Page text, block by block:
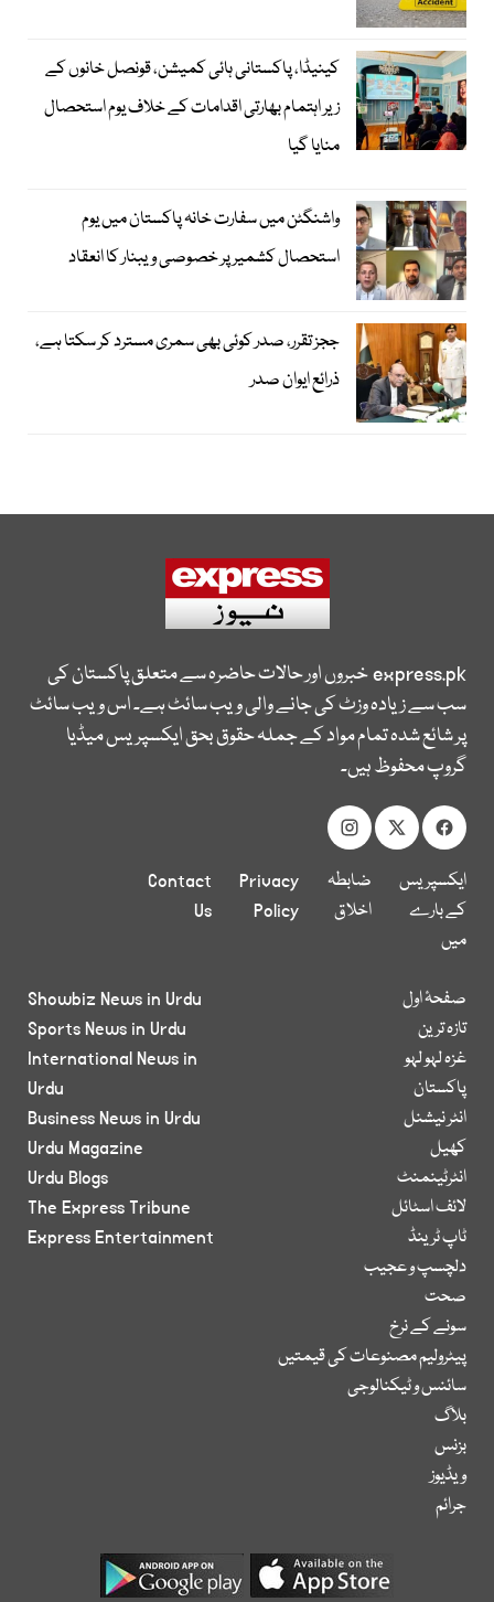
کینیڈا، پاکستانی ہائی کمیشن، قونصل خانوں کے
زیر اہتمام بھارتی اقدامات کے خلاف یوم استحصال
منایا گیا
واشنگٹن میں سفارت خانہ پاکستان میں یوم
استحصال کشمیر پر خصوصی ویبنار کا انعقاد
ججز تقرر، صدر کوئی بھی سمری مسترد کر سکتا ہے،
ذرائع ایوان صدر
express.pkخبروں اور حالات حاضرہ سے متعلق پاکستان کی
سب سے زیادہ وزٹ کی جانے والی ویب سائٹ ہے۔ اس ویب سائٹ
پر شائع شدہ تمام مواد کے جملہ حقوق بحق ایکسپریس میڈیا
گروپ محفوظ ہیں۔
ایکسپریس
کے بارے
میں
ضابطہ
اخلاق
Privacy
Policy
Contact
Us
صفحۂ اول
تازہ ترین
غزہ لہو لہو
پاکستان
انٹر نیشنل
کھیل
انٹرٹینمنٹ
لائف اسٹائل
ٹاپ ٹرینڈ
دلچسپ و عجیب
صحت
سونے کے نرخ
پیٹرولیم مصنوعات کی قیمتیں
سائنس و ٹیکنالوجی
بلاگ
بزنس
ویڈیوز
جرائم
Showbiz News in Urdu
Sports News in Urdu
International News in
Urdu
Business News in Urdu
Urdu Magazine
Urdu Blogs
The Express Tribune
Express Entertainment